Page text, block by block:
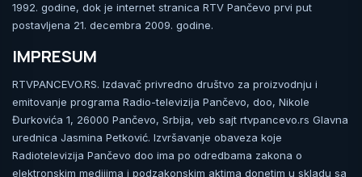
1992. godine, dok je internet stranica RTV Pančevo prvi put
postavljena 21. decembra 2009. godine.
IMPRESUM
RTVPANCEVO.RS. Izdavač privredno društvo za proizvodnju i
emitovanje programa Radio-televizija Pančevo, doo, Nikole
Đurkovića 1, 26000 Pančevo, Srbija, veb sajt rtvpancevo.rs Glavna
urednica Jasmina Petković. Izvršavanje obaveza koje
Radiotelevizija Pančevo doo ima po odredbama zakona o
elektronskim medijima i podzakonskim aktima donetim u skladu sa